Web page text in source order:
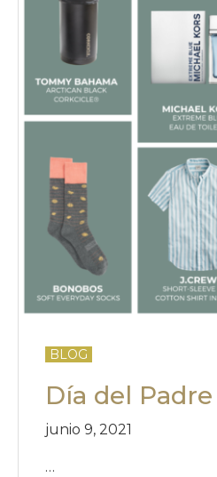
BLOG
Día del Padre
junio 9, 2021
…